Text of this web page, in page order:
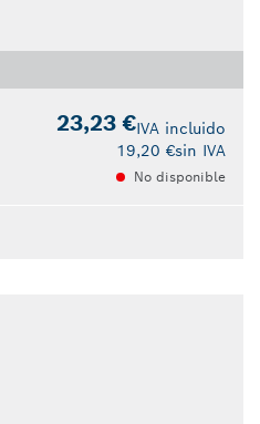
23,23 €IVA incluido
19,20 €sin IVA
No disponible